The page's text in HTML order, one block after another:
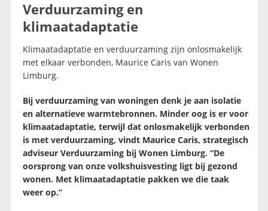
Verduurzaming en
klimaatadaptatie
Klimaatadaptatie en verduurzaming zijn onlosmakelijk
met elkaar verbonden, Maurice Caris van Wonen
Limburg.
Bij verduurzaming van woningen denk je aan isolatie
en alternatieve warmtebronnen. Minder oog is er voor
klimaatadaptatie, terwijl dat onlosmakelijk verbonden
is met verduurzaming, vindt Maurice Caris, strategisch
adviseur Verduurzaming bij Wonen Limburg. “De
oorsprong van onze volkshuisvesting ligt bij gezond
wonen. Met klimaatadaptatie pakken we die taak
weer op.”